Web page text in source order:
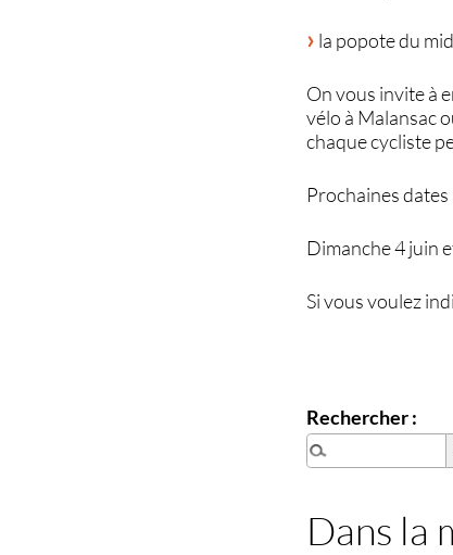
la popote du
On vous invite à
vélo à Malansac
chaque cycliste
Prochaines
Dimanche 4 juin
Si vous voulez
Rechercher :
Dans la